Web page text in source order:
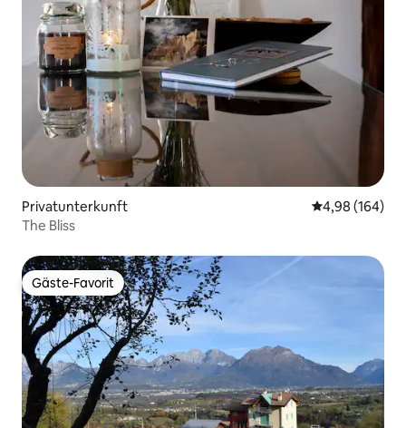
Privatunterkunft
4,98 (164)
The Bliss
Gäste-Favorit
Gäste-Favorit